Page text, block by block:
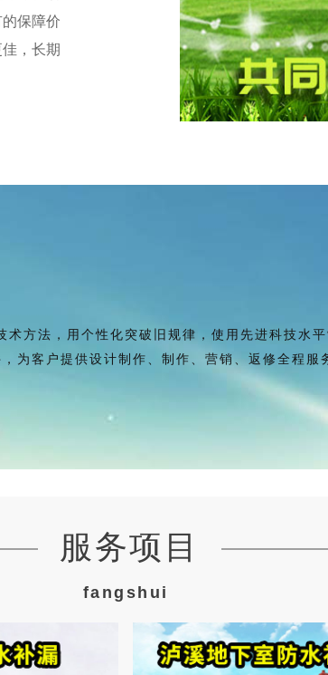
保障价
，长期
法，用个性化突破旧规律，使用先进科技水
客户提供设计制作、制作、营销、返修全程服
服务项目
fangshui